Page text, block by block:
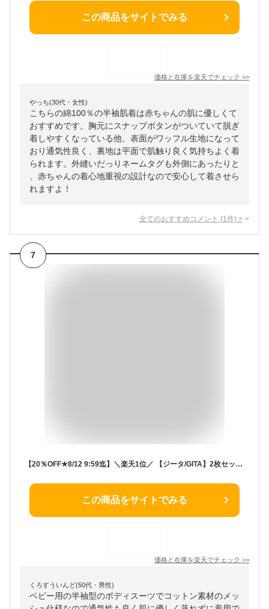
この商品をサイトでみる
価格と在庫を楽天でチェック >>
やっち(30代・女性)
こちらの綿100％の半袖肌着は赤ちゃんの肌に優しくて
おすすめです。胸元にスナップボタンがついていて脱ぎ
着しやすくなっている他、表面がワッフル生地になって
おり通気性良く、裏地は平面で肌触り良く気持ちよく着
られます。外縫いだっりネームタグも外側にあったりと
、赤ちゃんの着心地重視の設計なので安心して着させら
れますよ！
全てのおすすめコメント (1 件) >
7
【20％OFF★8/12 9:59迄】＼楽天1位／ 【ジータ/GITA】2枚セット ベビー肌着 夏 コットンメッシュ 前開き 半袖 ボディスーツ ◆ 60 70 ◆ ◇ 新生児 女の子 男の子 ベビー ベビー服 インナー 肌着 下着 通園 保育園 柄 無地 ニュアンスカラー プチプラ ベルメゾン
この商品をサイトでみる
価格と在庫を楽天でチェック >>
くろすういんど(50代・男性)
ベビー用の半袖型のボディスーツでコットン素材のメッ